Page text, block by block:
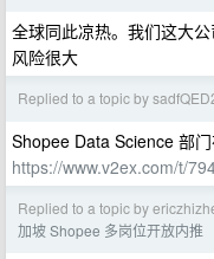
全球同此凉热。我们这大
风险很大
Replied to a topic by
Shopee Data Science 部
https://www.v2ex.com/t/
Replied to a topic by
加坡 Shopee 多岗位开放内推